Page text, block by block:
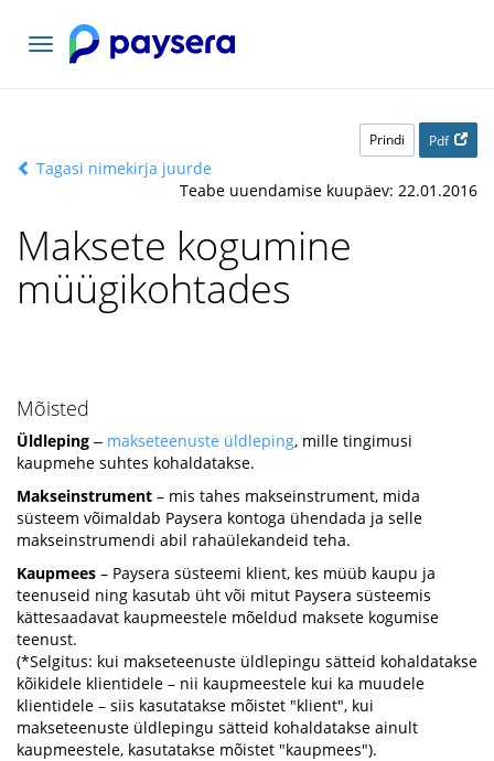
Vaheta
navigatsiooni
Prindi Pdf
Tagasi nimekirja juurde
Teabe uuendamise kuupäev: 22.01.2016
Maksete kogumine
müügikohtades
Mõisted
Üldleping ‒ makseteenuste üldleping, mille tingimusi
kaupmehe suhtes kohaldatakse.
Makseinstrument – mis tahes makseinstrument, mida
süsteem võimaldab Paysera kontoga ühendada ja selle
makseinstrumendi abil rahaülekandeid teha.
Kaupmees – Paysera süsteemi klient, kes müüb kaupu ja
teenuseid ning kasutab üht või mitut Paysera süsteemis
kättesaadavat kaupmeestele mõeldud maksete kogumise
teenust.
(*Selgitus: kui makseteenuste üldlepingu sätteid kohaldatakse
kõikidele klientidele – nii kaupmeestele kui ka muudele
klientidele – siis kasutatakse mõistet "klient", kui
makseteenuste üldlepingu sätteid kohaldatakse ainult
kaupmeestele, kasutatakse mõistet "kaupmees").